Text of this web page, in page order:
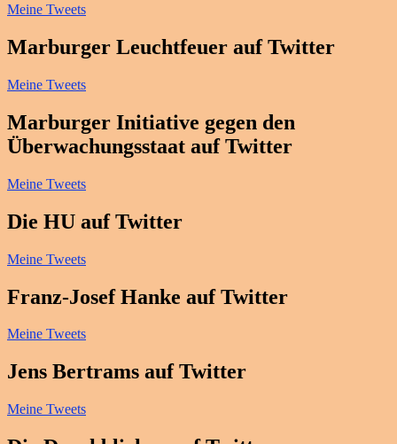
Meine Tweets
Marburger Leuchtfeuer auf Twitter
Meine Tweets
Marburger Initiative gegen den
Überwachungsstaat auf Twitter
Meine Tweets
Die HU auf Twitter
Meine Tweets
Franz-Josef Hanke auf Twitter
Meine Tweets
Jens Bertrams auf Twitter
Meine Tweets